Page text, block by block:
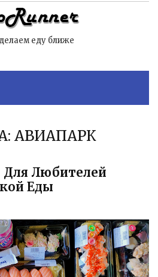
еду ближе
АВИАПАРК
Для Любителей
Еды